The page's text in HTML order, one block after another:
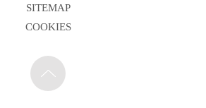
SITEMAP
COOKIES